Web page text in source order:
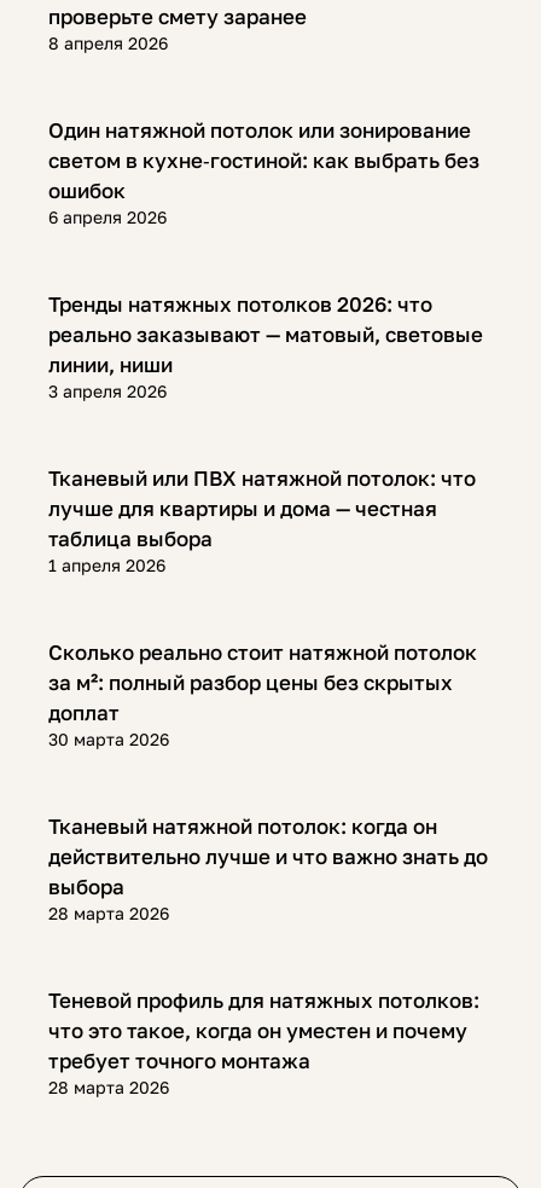
8 апреля 2026
проверьте смету заранее
Полезная информация
6 апреля 2026
Один натяжной потолок или зонирование
светом в кухне‑гостиной: как выбрать без
ошибок
Полезная информация
3 апреля 2026
Тренды натяжных потолков 2026: что
реально заказывают — матовый, световые
линии, ниши
Полезная информация
1 апреля 2026
Тканевый или ПВХ натяжной потолок: что
лучше для квартиры и дома — честная
таблица выбора
Полезная информация
30 марта 2026
Сколько реально стоит натяжной потолок
за м²: полный разбор цены без скрытых
доплат
Полезная информация
28 марта 2026
Тканевый натяжной потолок: когда он
действительно лучше и что важно знать до
выбора
Полезная информация
28 марта 2026
Теневой профиль для натяжных потолков:
что это такое, когда он уместен и почему
требует точного монтажа